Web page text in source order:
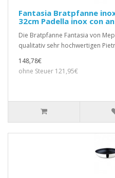
Fantasia Bratpfanne
32cm Padella inox con
Die Bratpfanne Fantasia von
qualitativ sehr hochwertigen
148,78€
ohne Steuer 121,95€